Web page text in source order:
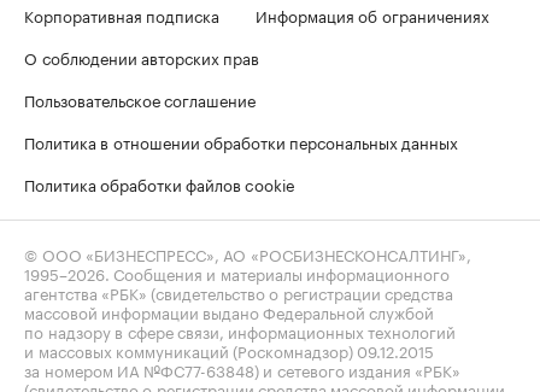
Корпоративная подписка
Информация об ограничениях
О соблюдении авторских прав
Пользовательское соглашение
Политика в отношении обработки персональных данных
Политика обработки файлов cookie
© ООО «БИЗНЕСПРЕСС», АО «РОСБИЗНЕСКОНСАЛТИНГ»,
1995–2026 . Сообщения и материалы информационного
агентства «РБК» (свидетельство о регистрации средства
массовой информации выдано Федеральной службой
по надзору в сфере связи, информационных технологий
и массовых коммуникаций (Роскомнадзор) 09.12.2015
за номером ИА №ФС77-63848) и сетевого издания «РБК»